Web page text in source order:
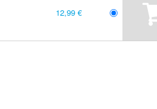
12,99 €